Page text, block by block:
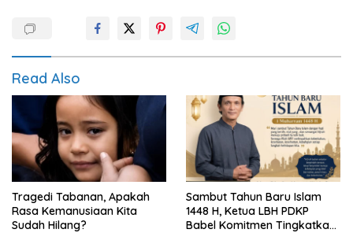
Read Also
Tragedi Tabanan, Apakah
Rasa Kemanusiaan Kita
Sudah Hilang?
Sambut Tahun Baru Islam
1448 H, Ketua LBH PDKP
Babel Komitmen Tingkatkan